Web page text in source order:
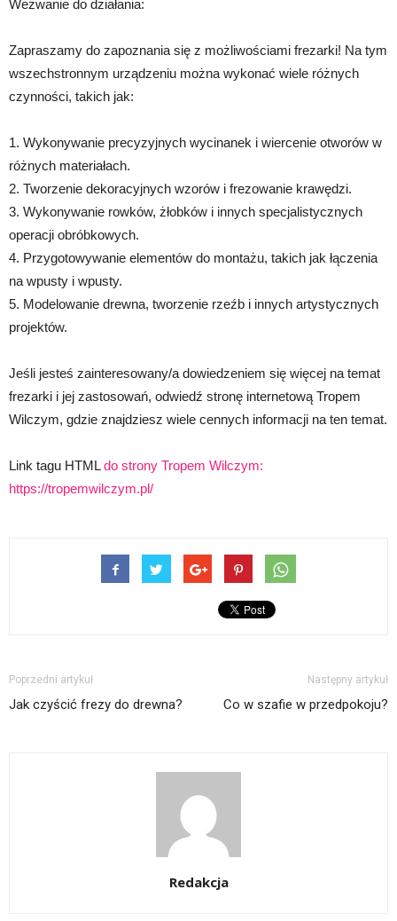
Wezwanie do działania:
Zapraszamy do zapoznania się z możliwościami frezarki! Na tym
wszechstronnym urządzeniu można wykonać wiele różnych
czynności, takich jak:
1. Wykonywanie precyzyjnych wycinanek i wiercenie otworów w
różnych materiałach.
2. Tworzenie dekoracyjnych wzorów i frezowanie krawędzi.
3. Wykonywanie rowków, żłobków i innych specjalistycznych
operacji obróbkowych.
4. Przygotowywanie elementów do montażu, takich jak łączenia
na wpusty i wpusty.
5. Modelowanie drewna, tworzenie rzeźb i innych artystycznych
projektów.
Jeśli jesteś zainteresowany/a dowiedzeniem się więcej na temat
frezarki i jej zastosowań, odwiedź stronę internetową Tropem
Wilczym, gdzie znajdziesz wiele cennych informacji na ten temat.
Link tagu HTMLdo strony Tropem Wilczym:
https://tropemwilczym.pl/
Poprzedni artykuł
Jak czyścić frezy do drewna?
Następny artykuł
Co w szafie w przedpokoju?
Redakcja